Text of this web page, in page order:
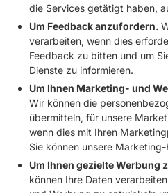
die Services getätigt haben,
Um Feedback anzufordern.
verarbeiten, wenn dies
Feedback zu bitten und um
Dienste zu informieren.
Um Ihnen Marketing- und
Wir können die
übermitteln, für unsere
wenn dies mit Ihren
Sie können unsere
Um Ihnen gezielte Werbung
können Ihre Daten